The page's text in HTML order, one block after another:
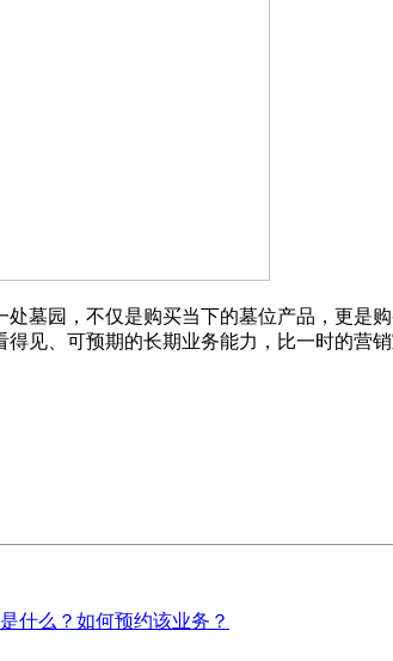
墓园，不仅是购买当下的墓位产品，更是
见、可预期的长期业务能力，比一时的营
什么？如何预约该业务？